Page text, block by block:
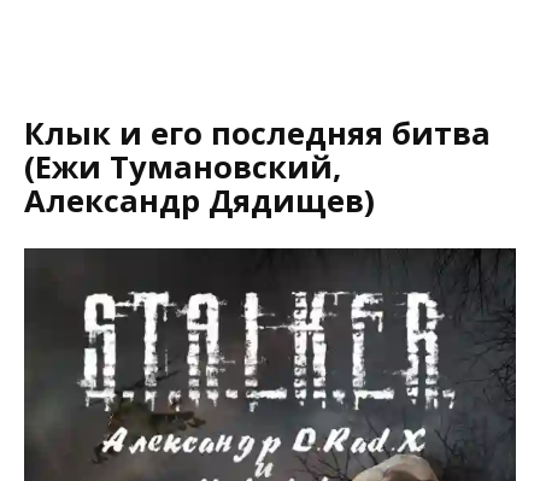
Клык и его последняя битва
(Ежи Тумановский,
Александр Дядищев)